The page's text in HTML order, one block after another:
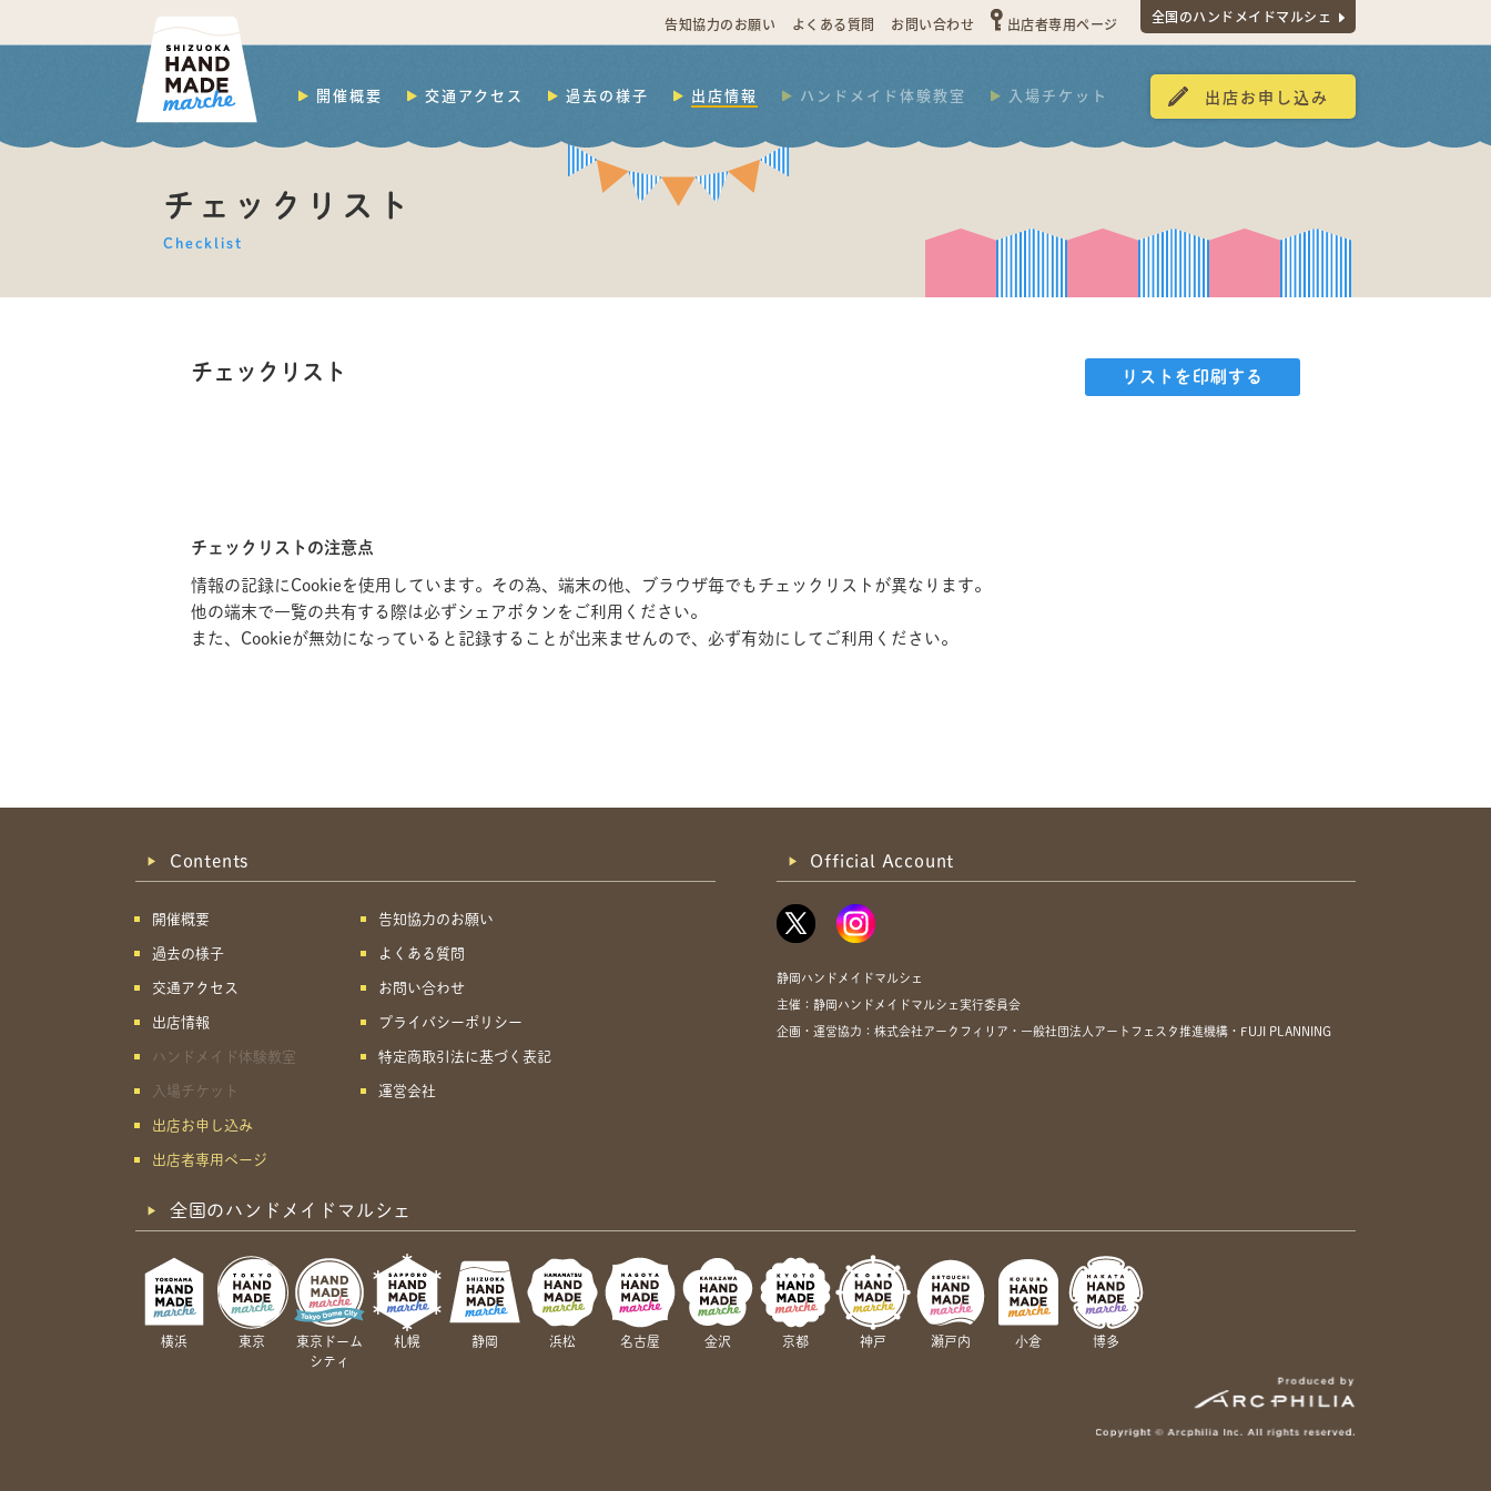
告知協力のお願い よくある質問 お問い合わせ 出店者専用ページ 全国のハンドメイドマルシェ
開催概要 交通アクセス 過去の様子 出店情報 ハンドメイド体験教室 入場チケット 出店お申し込み
チェックリスト
Checklist
チェックリスト リストを印刷する
チェックリストの注意点
情報の記録にCookieを使用しています。その為、端末の他、ブラウザ毎でもチェックリストが異なります。
他の端末で一覧の共有する際は必ずシェアボタンをご利用ください。
また、Cookieが無効になっていると記録することが出来ませんので、必ず有効にしてご利用ください。
Contents
開催概要
過去の様子
交通アクセス
出店情報
ハンドメイド体験教室
入場チケット
出店お申し込み
出店者専用ページ
告知協力のお願い
よくある質問
お問い合わせ
プライバシーポリシー
特定商取引法に基づく表記
運営会社
Official Account
静岡ハンドメイドマルシェ
主催：静岡ハンドメイドマルシェ実行委員会
企画・運営協力：株式会社アークフィリア・一般社団法人アートフェスタ推進機構・FUJI PLANNING
全国のハンドメイドマルシェ
横浜 東京
東京ドーム
シティ
札幌 静岡 浜松 名古屋 金沢 京都 神戸 瀬戸内 小倉 博多